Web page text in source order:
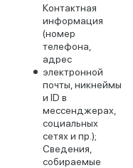
Контактная
информация
(номер
телефона,
адрес
электронной
почты, никнеймы
и ID в
мессенджерах,
социальных
сетях и пр.);
Сведения,
собираемые